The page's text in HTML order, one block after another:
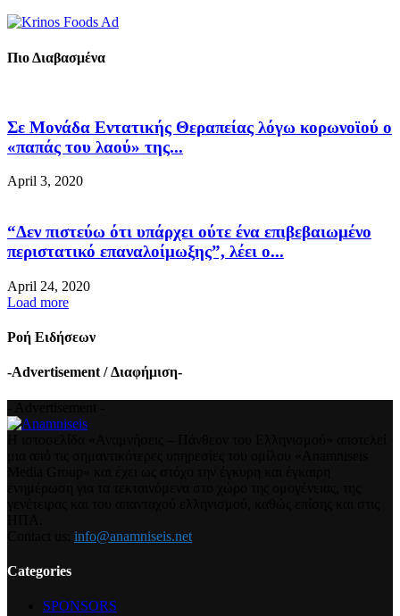
Πιο Διαβασμένα
Σε Μονάδα Εντατικής Θεραπείας λόγω κορωνοϊού ο
«παπάς του λαού» της...
April 3, 2020
“Δεν πιστεύω ότι υπάρχει ούτε ένα επιβεβαιωμένο
περιστατικό επαναλοίμωξης”, λέει ο...
April 24, 2020
Load more
Ροή Ειδήσεων
-Advertisement / Διαφήμιση-
info@anamniseis.net
Categories
SPONSORS